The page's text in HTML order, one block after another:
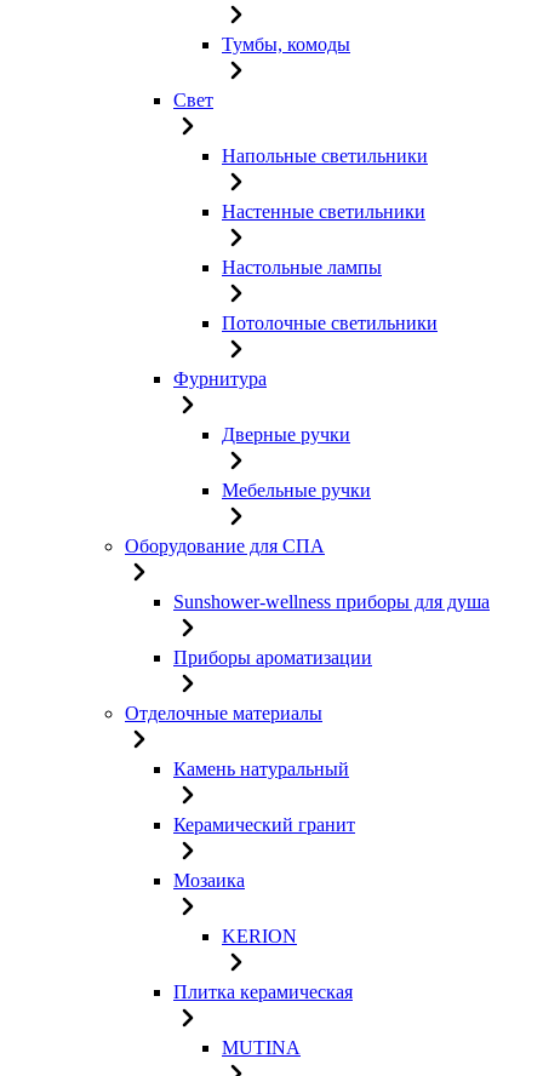
Тумбы, комоды
Свет
Напольные светильники
Настенные светильники
Настольные лампы
Потолочные светильники
Фурнитура
Дверные ручки
Мебельные ручки
Оборудование для СПА
Sunshower-wellness приборы для душа
Приборы ароматизации
Отделочные материалы
Камень натуральный
Керамический гранит
Мозаика
KERION
Плитка керамическая
MUTINA